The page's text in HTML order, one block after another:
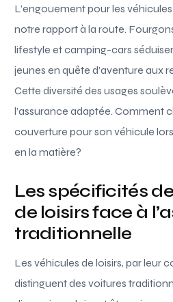
L’engouement pour les
notre rapport à la route.
lifestyle et camping-cars
jeunes en quête d’aventure aux
Cette diversité des usages
l’assurance adaptée. Comment
couverture pour son véhicule
en la matière?
Les spécificités
de loisirs face à
traditionnelle
Les véhicules de loisirs, par leur
distinguent des voitures